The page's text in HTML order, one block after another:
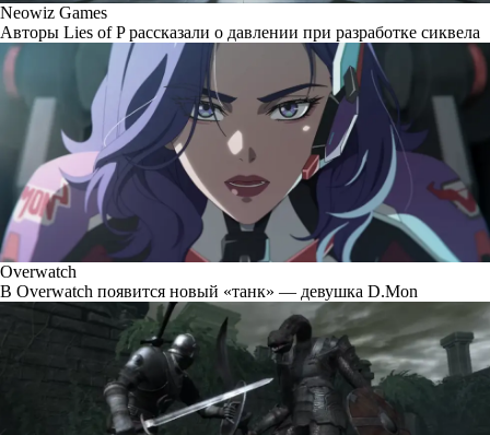
Neowiz Games
Авторы Lies of P рассказали о давлении при разработке сиквела
Overwatch
В Overwatch появится новый «танк» — девушка D.Mon